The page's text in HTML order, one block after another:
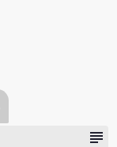
subject